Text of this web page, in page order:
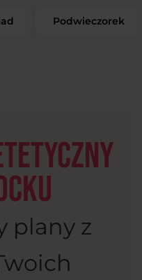
Podwieczorek
plany z